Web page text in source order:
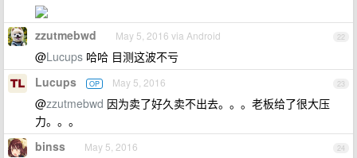
22
zzutmebwd May 5, 2016 via Android
@Lucups 哈哈 目测这波不亏
23
Lucups OP May 5, 2016
@zzutmebwd 因为卖了好久卖不出去。。。老板给了很大压
力。。。
24
binss May 5, 2016